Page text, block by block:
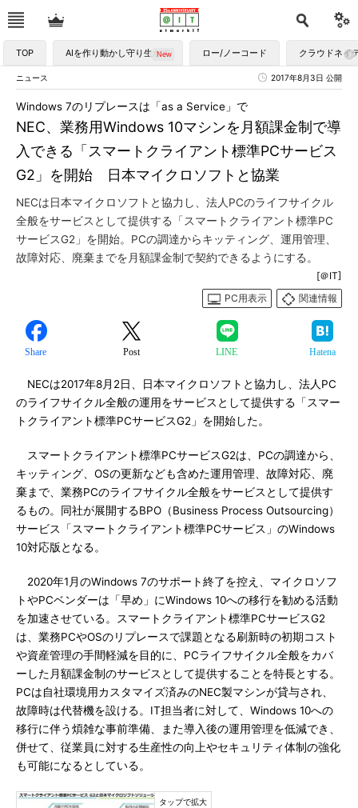
TOP AIを作り動かし守り生かす ロー/ノーコード クラウドネイ
ニュース 2017年8月3日 公開
NEC、業務用Windows 10マシンを月額課金制で導
入できる「スマートクライアント標準PCサービス
G2」を開始 日本マイクロソフトと協業
Windows 7のリプレースは「as a Service」で
NECは日本マイクロソフトと協力し、法人PCのライフサイクル
全般をサービスとして提供する「スマートクライアント標準PC
サービスG2」を開始。PCの調達からキッティング、運用管理、
故障対応、廃棄までを月額課金制で契約できるようにする。
[＠IT]
PC用表示
関連情報
Share Post LINE Hatena
NECは2017年8月2日、日本マイクロソフトと協力し、法人PC
のライフサイクル全般の運用をサービスとして提供する「スマー
トクライアント標準PCサービスG2」を開始した。
スマートクライアント標準PCサービスG2は、PCの調達から、
キッティング、OSの更新なども含めた運用管理、故障対応、廃
棄まで、業務PCのライフサイクル全般をサービスとして提供す
るもの。同社が展開するBPO（Business Process Outsourcing）
サービス「スマートクライアント標準PCサービス」のWindows
10対応版となる。
2020年1月のWindows 7のサポート終了を控え、マイクロソフ
トやPCベンダーは「早め」にWindows 10への移行を勧める活動
を加速させている。スマートクライアント標準PCサービスG2
は、業務PCやOSのリプレースで課題となる刷新時の初期コスト
や資産管理の手間軽減を目的に、PCライフサイクル全般をカバ
ーした月額課金制のサービスとして提供することを特長とする。
PCは自社環境用カスタマイズ済みのNEC製マシンが貸与され、
故障時は代替機を設ける。IT担当者に対して、Windows 10への
移行に伴う煩雑な事前準備、また導入後の運用管理を低減でき、
併せて、従業員に対する生産性の向上やセキュリティ体制の強化
も可能になるとしている。